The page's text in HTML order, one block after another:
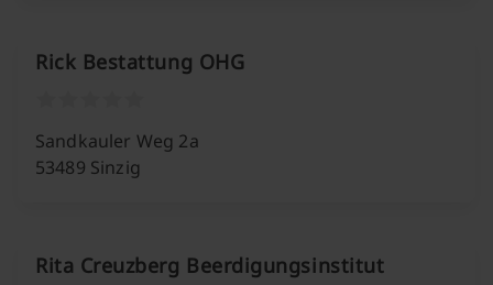
Rick Bestattung OHG
Sandkauler Weg 2a
53489 Sinzig
Rita Creuzberg Beerdigungsinstitut